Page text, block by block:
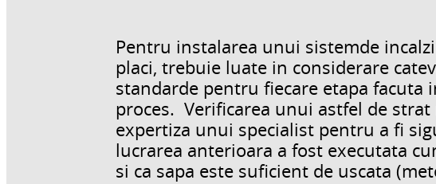
Pentru instalarea unui sistemde
placi, trebuie luate in considerare
standarde pentru fiecare etapa facuta
proces. Verificarea unui astfel de strat
expertiza unui specialist pentru a fi
lucrarea anterioara a fost executata
si ca sapa este suficient de uscata